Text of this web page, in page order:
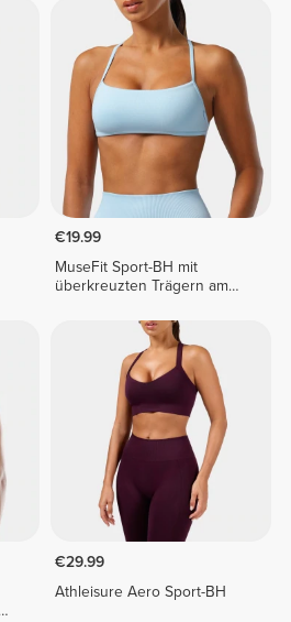
€19.99
MuseFit Sport-BH mit
überkreuzten Trägern am
€29.99
Athleisure Aero Sport-BH